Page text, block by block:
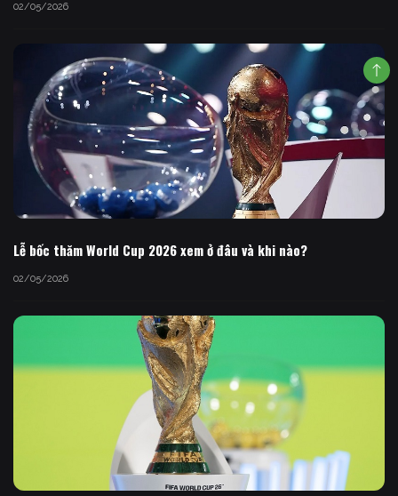
02/05/2026
Lễ bốc thăm World Cup 2026 xem ở đâu và khi nào?
02/05/2026